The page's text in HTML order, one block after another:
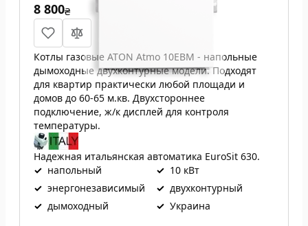
8 800₴
Котлы газовые ATON Atmo 10ЕВМ - напольные
дымоходные двухконтурные модели. Подходят
для квартир практически любой площади и
домов до 60-65 м.кв. Двухстороннее
подключение, ж/к дисплей для контроля
температуры.
Надежная итальянская автоматика EuroSit 630.
✓ напольный ✓ 10 кВт
✓ энергонезависимый ✓ двухконтурный
✓ дымоходный ✓ Украина